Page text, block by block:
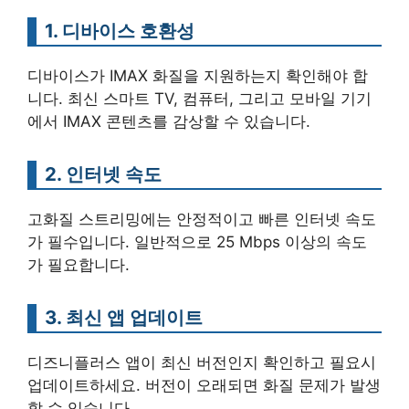
1. 디바이스 호환성
디바이스가 IMAX 화질을 지원하는지 확인해야 합
니다. 최신 스마트 TV, 컴퓨터, 그리고 모바일 기기
에서 IMAX 콘텐츠를 감상할 수 있습니다.
2. 인터넷 속도
고화질 스트리밍에는 안정적이고 빠른 인터넷 속도
가 필수입니다. 일반적으로 25 Mbps 이상의 속도
가 필요합니다.
3. 최신 앱 업데이트
디즈니플러스 앱이 최신 버전인지 확인하고 필요시
업데이트하세요. 버전이 오래되면 화질 문제가 발생